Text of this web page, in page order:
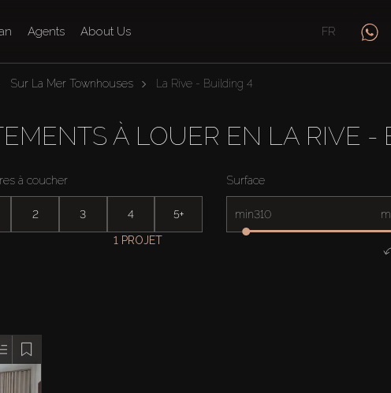
Agents About Us FR
Sur La Mer Townhouses La Rive - Building 4
À LOUER EN LA RIVE -
à coucher
2 3 4 5+
Surface
min
1 PROJET